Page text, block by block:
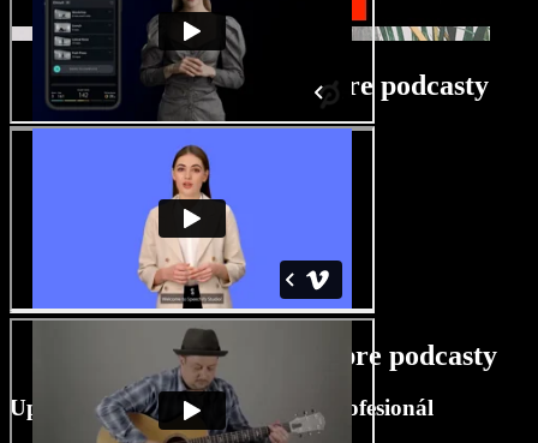
Návod na tvorbu videí pre podcasty
Funkcie AI tvorcu videí pre podcasty
Upravujte videá podcastov ako profesionál